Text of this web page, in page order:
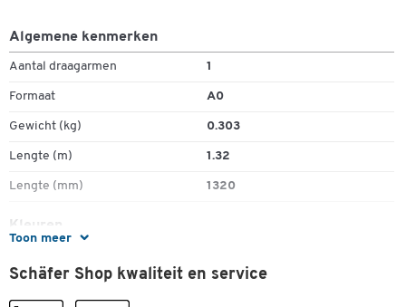
Toon meer
Algemene kenmerken
Aantal draagarmen 1
Formaat A0
Gewicht (kg) 0.303
Lengte (m) 1.32
Lengte (mm) 1320
Kleuren
Schäfer Shop kwaliteit en service